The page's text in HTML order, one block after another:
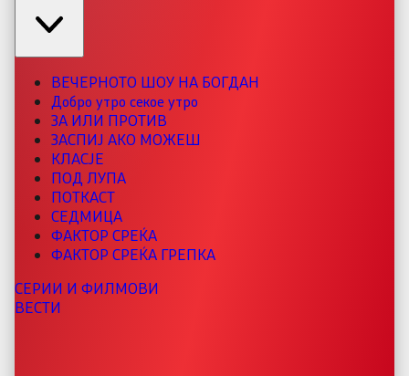
ВЕЧЕРНОТО ШОУ НА БОГДАН
Добро утро секое утро
ЗА ИЛИ ПРОТИВ
ЗАСПИЈ АКО МОЖЕШ
КЛАСЈЕ
ПОД ЛУПА
ПОТКАСТ
СЕДМИЦА
ФАКТОР СРЕЌА
ФАКТОР СРЕЌА ГРЕПКА
СЕРИИ И ФИЛМОВИ
ВЕСТИ